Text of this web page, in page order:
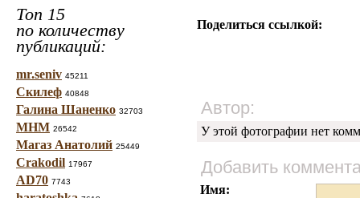
Топ 15
по количеству
публикаций:
mr.seniv 45211
Скилеф 40848
Галина Шаненко 32703
МНМ 26542
Магаз Анатолий 25449
Crakodil 17967
AD70 7743
Поделиться ссылкой:
Автор:
У этой фотографии нет
Добавить
Имя: